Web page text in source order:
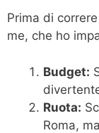
Prima di
me, che ho
Budget:
Ruota:
Roma,